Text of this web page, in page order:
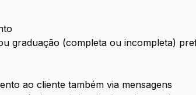
graduação (completa ou incompleta)
ao cliente também via mensagens